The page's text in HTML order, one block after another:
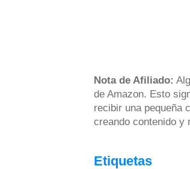
Nota de Afiliado:
de Amazon. Esto
recibir una pequeña
creando contenido y
Etiquetas